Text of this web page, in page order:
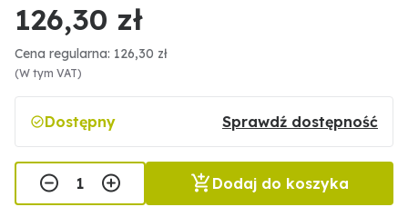
126,30 zł
Cena regularna: 126,30 zł
(W tym VAT)
Dostępny Sprawdź dostępność
Dodaj do koszyka